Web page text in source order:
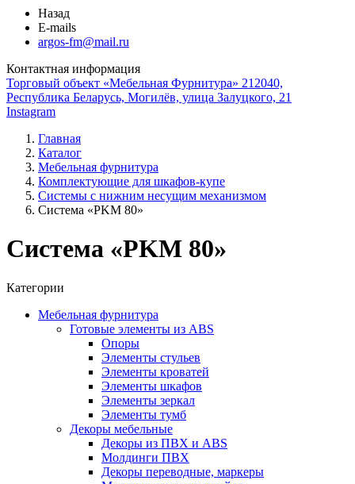
Назад
E-mails
argos-fm@mail.ru
Контактная информация
Торговый объект «Мебельная Фурнитура» 212040,
Республика Беларусь, Могилёв, улица Залуцкого, 21
Instagram
Главная
Каталог
Мебельная фурнитура
Комплектующие для шкафов-купе
Системы с нижним несущим механизмом
Система «PKM 80»
Система «PKM 80»
Категории
Мебельная фурнитура
Готовые элементы из ABS
Опоры
Элементы стульев
Элементы кроватей
Элементы шкафов
Элементы зеркал
Элементы тумб
Декоры мебельные
Декоры из ПВХ и ABS
Молдинги ПВХ
Декоры переводные, маркеры